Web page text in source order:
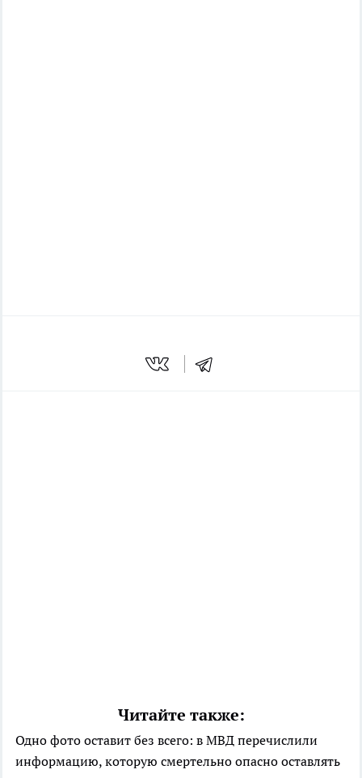
Читайте также:
Одно фото оставит без всего: в МВД перечислили
информацию, которую смертельно опасно оставлять